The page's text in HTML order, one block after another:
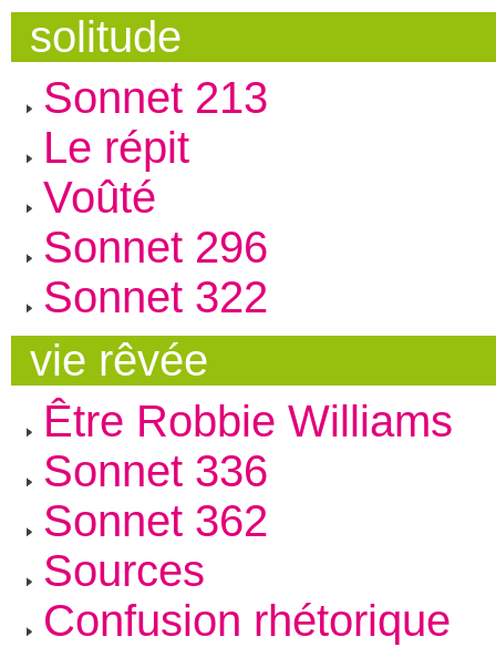
solitude
Sonnet 213
Le répit
Voûté
Sonnet 296
Sonnet 322
vie rêvée
Être Robbie Williams
Sonnet 336
Sonnet 362
Sources
Confusion rhétorique